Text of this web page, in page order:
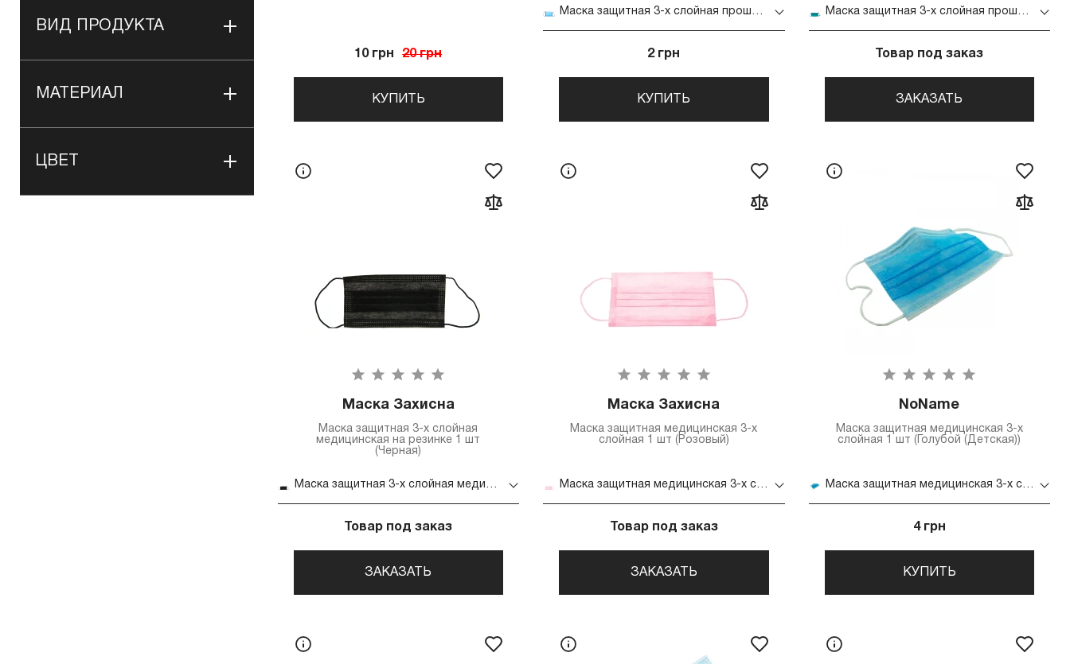
ВИД ПРОДУКТА
МАТЕРИАЛ
ЦВЕТ
10 грн 20 грн
КУПИТЬ
Маска защитная 3-х слойная прошитая 1 шт (Голубая)
2 грн
КУПИТЬ
Маска защитная 3-х слойная прошитая 1 шт (Зеленая)
Товар под заказ
ЗАКАЗАТЬ
Маска Захисна
Маска защитная 3-х слойная
медицинская на резинке 1 шт
(Черная)
Маска защитная 3-х слойная медицинская на резинке 1 шт (Черная)
Товар под заказ
ЗАКАЗАТЬ
Маска Захисна
Маска защитная медицинская 3-х
слойная 1 шт (Розовый)
Маска защитная медицинская 3-х слойная 1 шт (Розовый)
Товар под заказ
ЗАКАЗАТЬ
NoName
Маска защитная медицинская 3-х
слойная 1 шт (Голубой (Детская))
Маска защитная медицинская 3-х слойная 1 шт (Голубой (Детская))
4 грн
КУПИТЬ